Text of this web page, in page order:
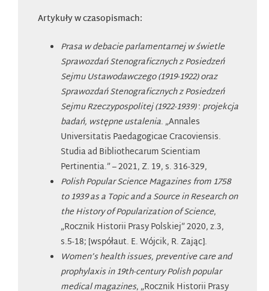
Artykuły w czasopismach:
Prasa w debacie parlamentarnej w świetle
Sprawozdań Stenograficznych z Posiedzeń
Sejmu Ustawodawczego (1919-1922) oraz
Sprawozdań Stenograficznych z Posiedzeń
Sejmu Rzeczypospolitej (1922-1939):projekcja
badań, wstępne ustalenia. „Annales
Universitatis Paedagogicae Cracoviensis.
Studia ad Bibliothecarum Scientiam
Pertinentia.” – 2021, Z. 19, s. 316-329,
Polish Popular Science Magazines from 1758
to 1939 as a Topic and a Source in Research on
the History of Popularization of Science,
„Rocznik Historii Prasy Polskiej” 2020, z.3,
s.5-18; [współaut. E. Wójcik, R. Zając].
Women’s health issues, preventive care and
prophylaxis in 19th-century Polish popular
medical magazines, „Rocznik Historii Prasy